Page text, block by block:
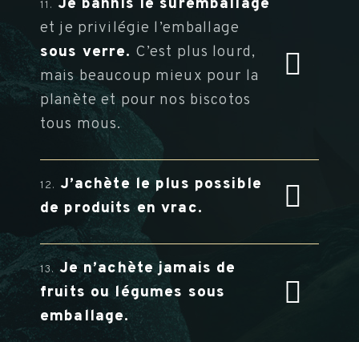
11. Je bannis le suremballage
et je privilégie l’emballage
sous verre. C’est plus lourd,
mais beaucoup mieux pour la
planète et pour nos biscotos
tous mous.
12. J’achète le plus possible
de produits en vrac.
13. Je n’achète jamais de
fruits ou légumes sous
emballage.